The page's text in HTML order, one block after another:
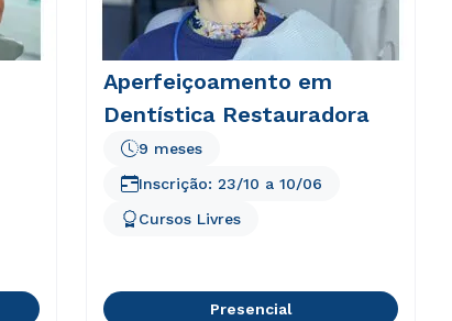
Aperfeiçoamento em
Dentística Restauradora
9 meses
Cursos Livres
Inscrição: 23/10 a 10/06
Presencial